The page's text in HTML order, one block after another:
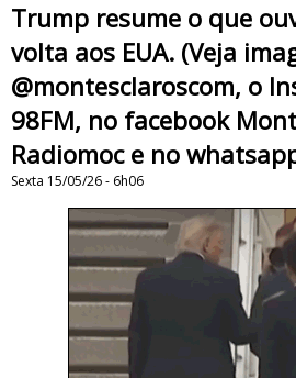
Trump resume o que
volta aos EUA. (Veja
@montesclaroscom, o
98FM, no facebook
Radiomoc e no
Sexta 15/05/26 - 6h06